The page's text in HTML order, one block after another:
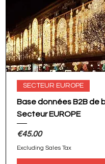
SECTEUR EUROPE
Base données B2B de
Secteur EUROPE
Price
€45.00
Excluding Sales Tax